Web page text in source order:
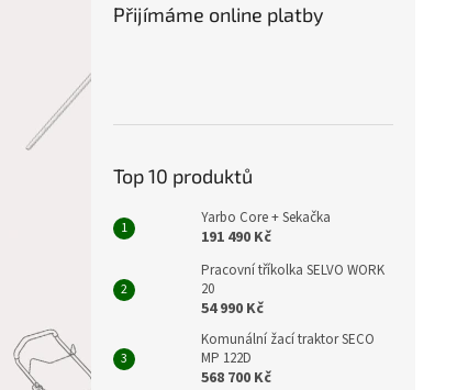
Přijímáme online platby
Top 10 produktů
Yarbo Core + Sekačka
191 490 Kč
Pracovní tříkolka SELVO WORK
20
54 990 Kč
Komunální žací traktor SECO
MP 122D
568 700 Kč